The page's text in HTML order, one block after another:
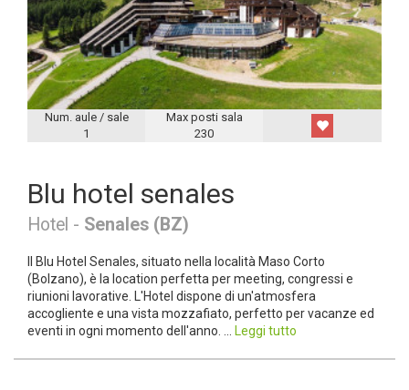
Num. aule / sale
1
Max posti sala
230
Blu hotel senales
Hotel - Senales (BZ)
Il Blu Hotel Senales, situato nella località Maso Corto
(Bolzano), è la location perfetta per meeting, congressi e
riunioni lavorative. L'Hotel dispone di un'atmosfera
accogliente e una vista mozzafiato, perfetto per vacanze ed
eventi in ogni momento dell'anno. ... Leggi tutto